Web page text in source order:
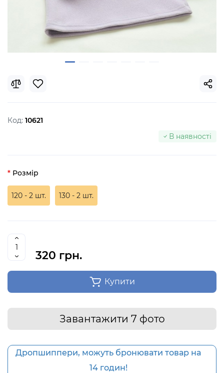
Код: 10621
В наявності
Розмір
120 - 2 шт. 130 - 2 шт.
320 грн.
Купити
Завантажити 7 фото
Дропшиппери, можуть бронювати товар на
14 годин!